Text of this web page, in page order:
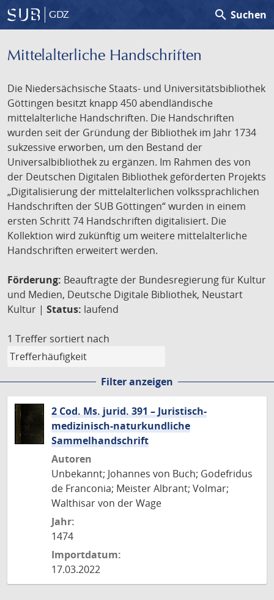
GDZ search Suchen
Mittelalterliche Handschriften
Die Niedersächsische Staats- und Universitätsbibliothek
Göttingen besitzt knapp 450 abendländische
mittelalterliche Handschriften. Die Handschriften
wurden seit der Gründung der Bibliothek im Jahr 1734
sukzessive erworben, um den Bestand der
Universalbibliothek zu ergänzen. Im Rahmen des von
der Deutschen Digitalen Bibliothek geförderten Projekts
„Digitalisierung der mittelalterlichen volkssprachlichen
Handschriften der SUB Göttingen“ wurden in einem
ersten Schritt 74 Handschriften digitalisiert. Die
Kollektion wird zukünftig um weitere mittelalterliche
Handschriften erweitert werden.
Förderung: Beauftragte der Bundesregierung für Kultur
und Medien, Deutsche Digitale Bibliothek, Neustart
Kultur | Status: laufend
1 Treffer sortiert nach
Filter anzeigen
2 Cod. Ms. jurid. 391 – Juristisch-
medizinisch-naturkundliche
Sammelhandschrift
Autoren
Unbekannt; Johannes von Buch; Godefridus
de Franconia; Meister Albrant; Volmar;
Walthisar von der Wage
Jahr:
1474
Importdatum:
17.03.2022